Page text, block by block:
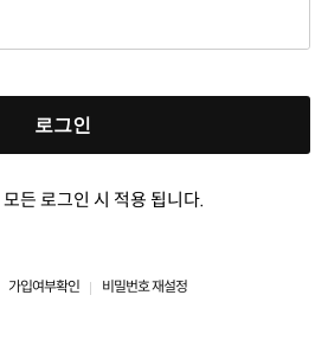
로그인
든 로그인 시 적용 됩니다.
가입여부확인 비밀번호 재설정